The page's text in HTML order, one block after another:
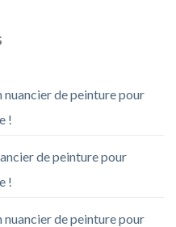
nuancier de peinture pour
!
de peinture pour
!
nuancier de peinture pour